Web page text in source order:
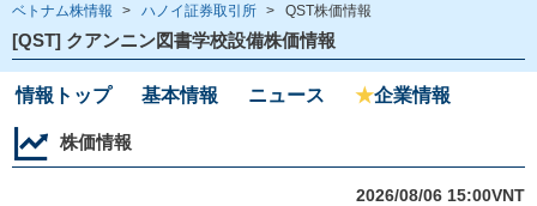
ベトナム株情報 > ハノイ証券取引所 > QST株価情報
[QST] クアンニン図書学校設備株価情報
情報トップ 基本情報 ニュース ★企業情報
株価情報
2026/08/06 15:00VNT